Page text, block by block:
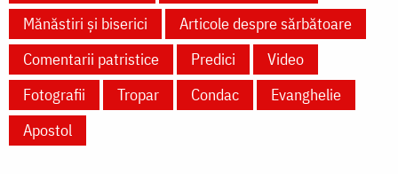
Mănăstiri și biserici
Articole despre sărbătoare
Comentarii patristice
Predici
Video
Fotografii
Tropar Condac
Evanghelie
Apostol